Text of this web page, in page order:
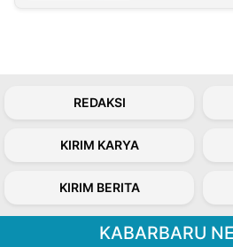
REDAKSI
KIRIM KARYA
KIRIM BERITA
KABARBARU